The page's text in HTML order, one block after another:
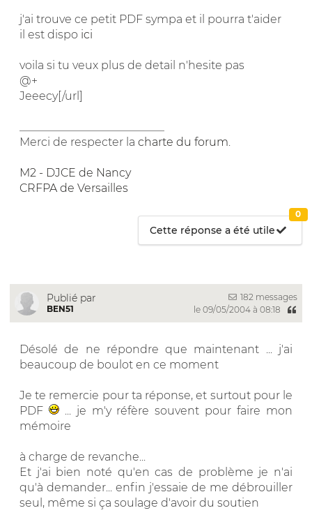
j'ai trouve ce petit PDF sympa et il pourra t'aider
il est dispo ici
voila si tu veux plus de detail n'hesite pas
@+
Jeeecy[/url]
Merci de respecter la charte du forum
M2 - DJCE de Nancy
CRFPA de Versailles
Cette réponse a été utile
0
Publié par
BEN51
182 messages
le 09/05/2004 à 08:18
Désolé de ne répondre que maintenant ... j'ai
beaucoup de boulot en ce moment
Je te remercie pour ta réponse, et surtout pour le
PDF
... je m'y réfère souvent pour faire mon
mémoire
à charge de revanche...
Et j'ai bien noté qu'en cas de problème je n'ai
qu'à demander... enfin j'essaie de me débrouiller
seul, même si ça soulage d'avoir du soutien